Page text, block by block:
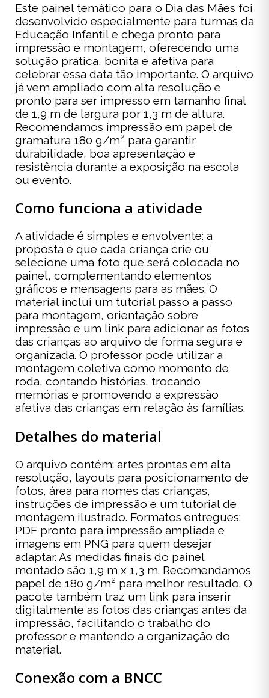
Este painel temático para o Dia das Mães foi
desenvolvido especialmente para turmas da
Educação Infantil e chega pronto para
impressão e montagem, oferecendo uma
solução prática, bonita e afetiva para
celebrar essa data tão importante. O arquivo
já vem ampliado com alta resolução e
pronto para ser impresso em tamanho final
de 1,9 m de largura por 1,3 m de altura.
Recomendamos impressão em papel de
gramatura 180 g/m² para garantir
durabilidade, boa apresentação e
resistência durante a exposição na escola
ou evento.
Como funciona a atividade
A atividade é simples e envolvente: a
proposta é que cada criança crie ou
selecione uma foto que será colocada no
painel, complementando elementos
gráficos e mensagens para as mães. O
material inclui um tutorial passo a passo
para montagem, orientação sobre
impressão e um link para adicionar as fotos
das crianças ao arquivo de forma segura e
organizada. O professor pode utilizar a
montagem coletiva como momento de
roda, contando histórias, trocando
memórias e promovendo a expressão
afetiva das crianças em relação às famílias.
Detalhes do material
O arquivo contém: artes prontas em alta
resolução, layouts para posicionamento de
fotos, área para nomes das crianças,
instruções de impressão e um tutorial de
montagem ilustrado. Formatos entregues:
PDF pronto para impressão ampliada e
imagens em PNG para quem desejar
adaptar. As medidas finais do painel
montado são 1,9 m x 1,3 m. Recomendamos
papel de 180 g/m² para melhor resultado. O
pacote também traz um link para inserir
digitalmente as fotos das crianças antes da
impressão, facilitando o trabalho do
professor e mantendo a organização do
material.
Conexão com a BNCC